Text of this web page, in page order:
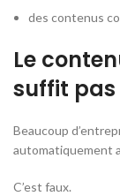
des contenus
Le
suffit pas
Beaucoup
automatiquement
C’est faux.